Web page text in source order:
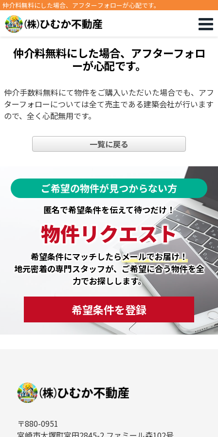
仲介料無料にした場合、アフターフォローが心配です。
仲介料無料にした場合、アフターフォロ
ーが心配です。
仲介手数料無料にて物件をご購入いただいた場合でも、アフ
ターフォローについては全て売主である建築会社が行います
ので、全く心配無用です。
一覧に戻る
ご希望の物件が見つからない方
匿名で希望条件を伝えて待つだけ！
物件リクエスト
希望条件にマッチしたらメールでお届け！
地元密着の専門スタッフが、ご希望に合う物件を全
力でお探しします。
希望条件を登録
〒880-0951